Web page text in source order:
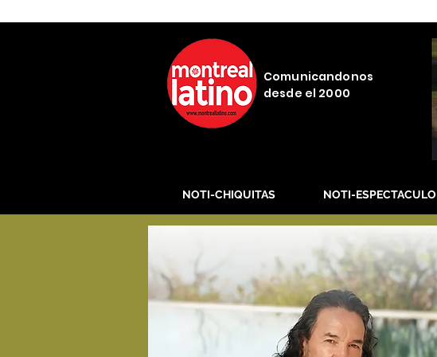
Comunicandonos
desde el 2000
NOTI-CHIQUITAS NOTI-ESPECTACULO